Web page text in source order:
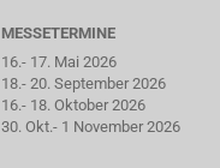
MESSETERMINE
16.- 17. Mai 2026
18.- 20. September 2026
16.- 18. Oktober 2026
30. Okt.- 1 November 2026